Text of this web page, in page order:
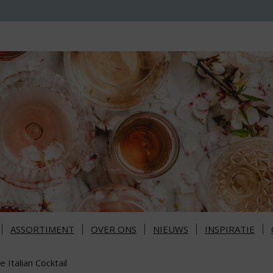
ASSORTIMENT OVER ONS NIEUWS INSPIRATIE
Italian Cocktail